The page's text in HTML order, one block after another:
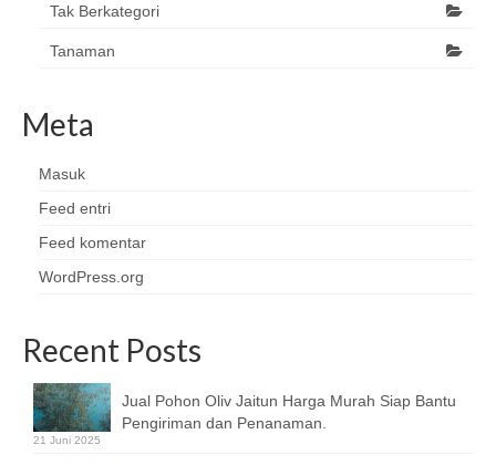
Tak Berkategori
Tanaman
Meta
Masuk
Feed entri
Feed komentar
WordPress.org
Recent Posts
Jual Pohon Oliv Jaitun Harga Murah Siap Bantu
Pengiriman dan Penanaman.
21 Juni 2025